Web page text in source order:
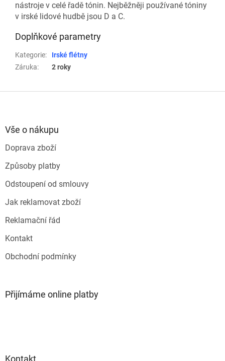
nástroje v celé řadě tónin. Nejběžněji používané tóniny
v irské lidové hudbě jsou D a C.
Doplňkové parametry
Kategorie:
Irské flétny
Záruka: 2 roky
Vše o nákupu
Doprava zboží
Způsoby platby
Odstoupení od smlouvy
Jak reklamovat zboží
Reklamační řád
Kontakt
Obchodní podmínky
Přijímáme online platby